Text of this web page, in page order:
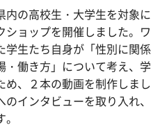
内の高校生・大学生を対象
ショップを開催しました。
学生たち自身が「性別に関
・働き方」について考え、
め、２本の動画を制作しま
のインタビューを取り入れ